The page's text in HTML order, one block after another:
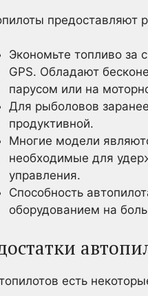
предоставляют
Экономьте топливо за
GPS. Обладают
парусом или на
Для рыболовов
продуктивной.
Многие модели
необходимые для
управления.
Способность
оборудованием на
есть